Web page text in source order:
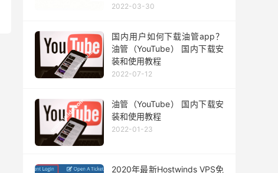
2022-03-30
国内用户如何下载油管app？
油管（YouTube） 国内下载安
装和使用教程
2022-07-12
油管（YouTube） 国内下载安
装和使用教程
2022-01-23
2020年最新Hostwinds VPS免